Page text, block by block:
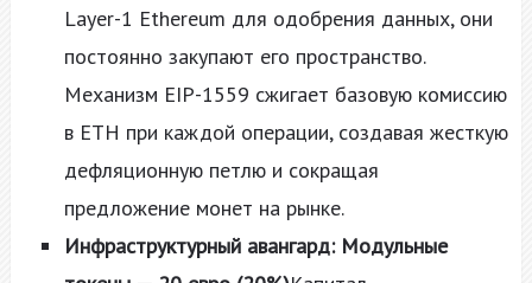
Layer-1 Ethereum для одобрения данных, они
постоянно закупают его пространство.
Механизм EIP-1559 сжигает базовую комиссию
в ETH при каждой операции, создавая жесткую
дефляционную петлю и сокращая
предложение монет на рынке.
Инфраструктурный авангард: Модульные